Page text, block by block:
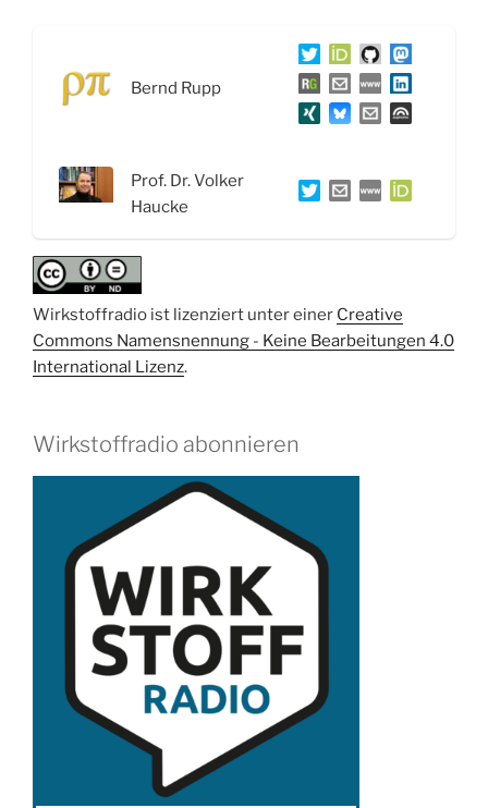
Membran
zellulären
Signalübertragung
mit
Volker
Haucke“
Bernd Rupp
Prof. Dr. Volker
Haucke
Wirkstoffradio ist lizenziert unter einer Creative
Commons Namensnennung - Keine Bearbeitungen 4.0
International Lizenz.
Wirkstoffradio abonnieren